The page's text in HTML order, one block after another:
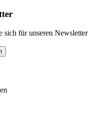
sich für unseren Newsletter